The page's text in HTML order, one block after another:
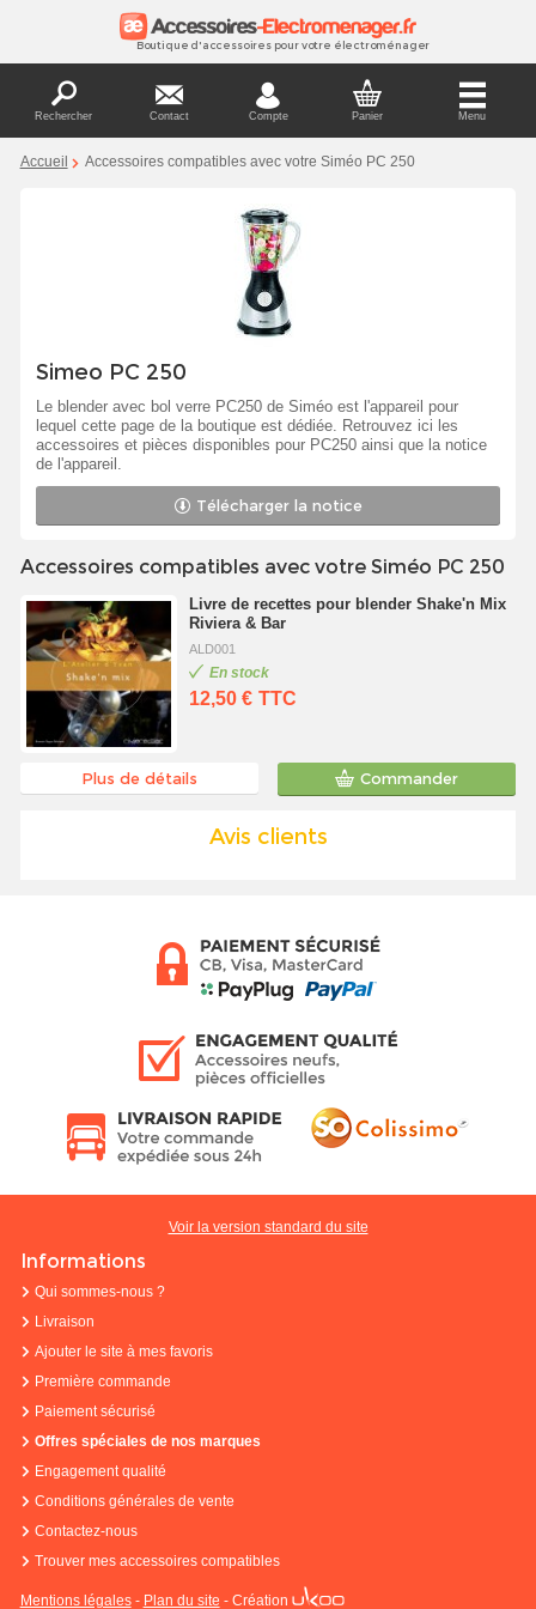
Boutique d'accessoires pour votre électroménager
Rechercher Contact Compte Panier Menu
Accueil Accessoires compatibles avec votre Siméo PC 250
Simeo PC 250
Le blender avec bol verre PC250 de Siméo est l'appareil pour
lequel cette page de la boutique est dédiée. Retrouvez ici les
accessoires et pièces disponibles pour PC250 ainsi que la notice
de l'appareil.
Télécharger la notice
Accessoires compatibles avec votre Siméo PC 250
Livre de recettes pour blender Shake'n Mix
Riviera & Bar
ALD001
En stock
12,50 € TTC
Plus de détails Commander
Avis clients
Voir la version standard du site
Informations
Qui sommes-nous ?
Livraison
Ajouter le site à mes favoris
Première commande
Paiement sécurisé
Offres spéciales de nos marques
Engagement qualité
Conditions générales de vente
Contactez-nous
Trouver mes accessoires compatibles
Mentions légales- Plan du site - Création